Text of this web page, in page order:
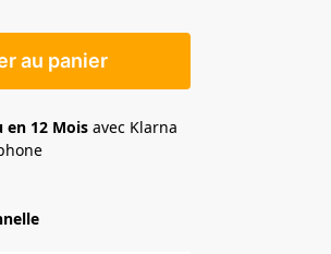
au panier
en 12 Mois avec Klarna